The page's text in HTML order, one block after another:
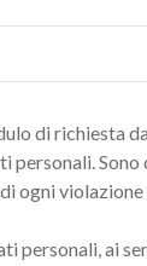
di richiesta
ogni violazione
personali, ai